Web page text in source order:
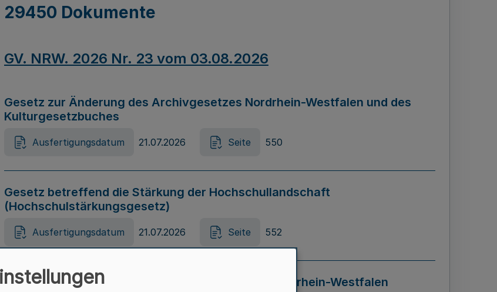
29450 Dokumente
GV. NRW. 2026 Nr. 23 vom 03.08.2026
Gesetz zur Änderung des Archivgesetzes Nordrhein-Westfalen und des
Kulturgesetzbuches
Ausfertigungsdatum 21.07.2026 Seite 550
Gesetz betreffend die Stärkung der Hochschullandschaft
(Hochschulstärkungsgesetz)
Ausfertigungsdatum 21.07.2026 Seite 552
Gesetz zur Vermeidung von Diskriminierung in Nordrhein-Westfalen